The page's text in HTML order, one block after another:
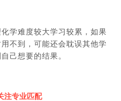
学难度较大学习较累，如果
不到，可能还会耽误其他学
己想要的结果。
注专业匹配